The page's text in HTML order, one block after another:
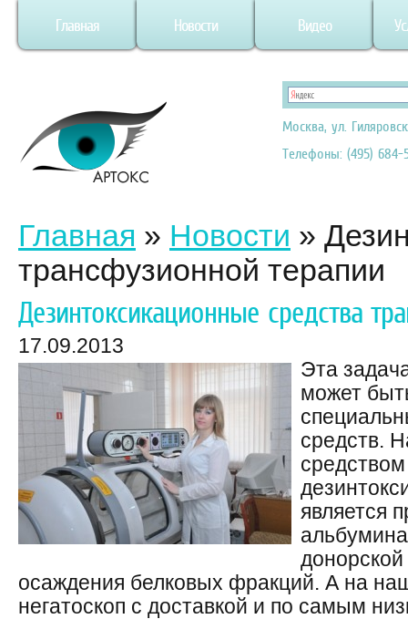
Главная Новости Видео
Москва, ул.
Телефоны: (495) 684-
Главная » Новости »
трансфузионной терапии
Дезинтоксикационные средства
17.09.2013
Эта
может
средств.
является
донорской
осаждения белковых фракций. А на
негатоскоп с доставкой и по самым